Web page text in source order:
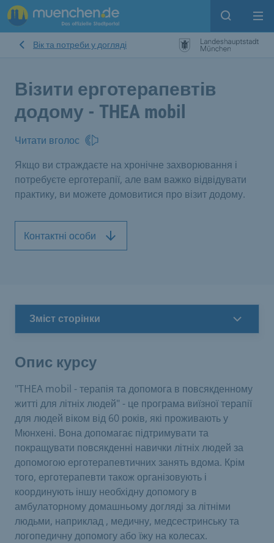
Open
Вік та потреби у догляді
Візити ерготерапевтів
додому - THEA mobil
Читати вголос
Якщо ви страждаєте на хронічне захворювання і
потребуєте ерготерапії, але вам важко відвідувати
практику, ви можете домовитися про візит додому.
Контактні особи
Зміст сторінки
Опис курсу
"THEA mobil - терапія та допомога в повсякденному
житті для літніх людей" - це програма виїзної терапії
для людей віком від 60 років, які проживають у
Мюнхені. Вона допомагає підтримувати та
покращувати повсякденні навички літніх людей за
допомогою ерготерапевтичних занять вдома. Крім
того, ерготерапевти також організовують і
координують іншу необхідну допомогу в
амбулаторному домашньому догляді за літніми
людьми, наприклад , медичну, медсестринську та
логопедичну допомогу або їжу на колесах.